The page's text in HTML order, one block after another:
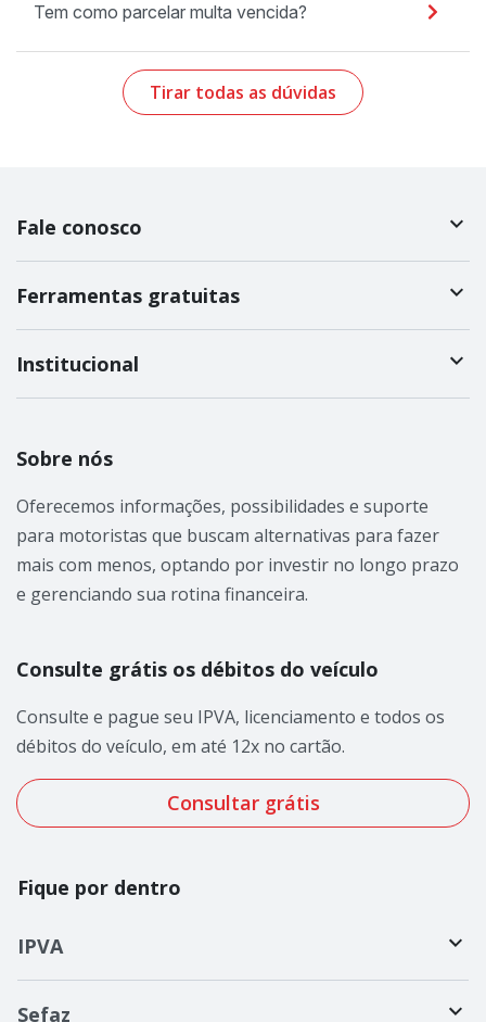
Tem como parcelar multa vencida?
Tirar todas as dúvidas
Fale conosco
Ferramentas gratuitas
Institucional
Sobre nós
Oferecemos informações, possibilidades e suporte
para motoristas que buscam alternativas para fazer
mais com menos, optando por investir no longo prazo
e gerenciando sua rotina financeira.
Consulte grátis os débitos do veículo
Consulte e pague seu IPVA, licenciamento e todos os
débitos do veículo, em até 12x no cartão.
Consultar grátis
Fique por dentro
IPVA
Sefaz